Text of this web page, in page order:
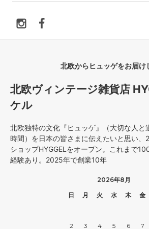
北欧からヒュッゲをお届け
北欧ヴィンテージ雑貨店
ケル
北欧独特の文化『ヒュッゲ』（大切な人と
時間）を日本の皆さまに伝えたいと思い、
ショップHYGGELをオープン。これまで
経験あり。2025年で創業10年
2026年8月
日
月 火 水 木 金
2
3 4 5 6 7